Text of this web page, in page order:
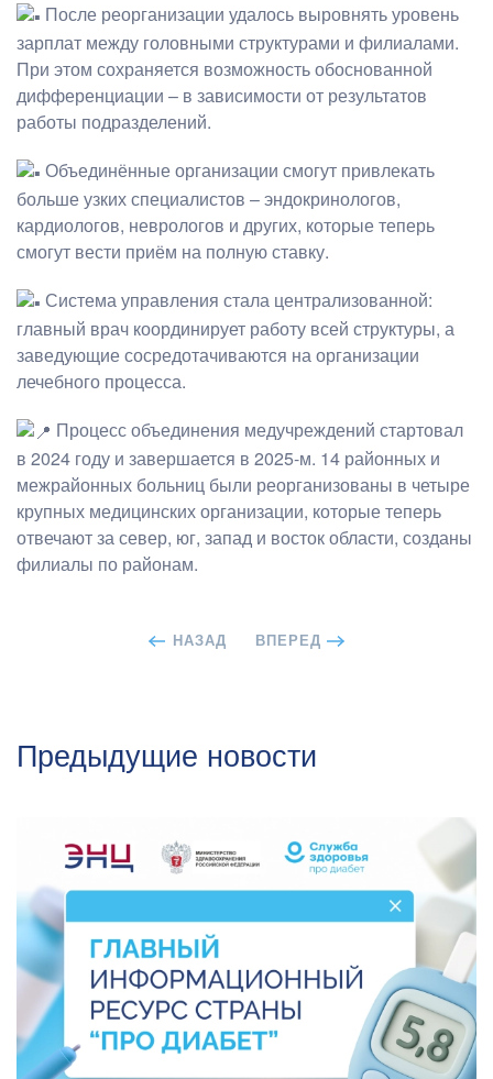
После реорганизации удалось выровнять уровень
зарплат между головными структурами и филиалами.
При этом сохраняется возможность обоснованной
дифференциации – в зависимости от результатов
работы подразделений.
Объединённые организации смогут привлекать
больше узких специалистов – эндокринологов,
кардиологов, неврологов и других, которые теперь
смогут вести приём на полную ставку.
Система управления стала централизованной:
главный врач координирует работу всей структуры, а
заведующие сосредотачиваются на организации
лечебного процесса.
Процесс объединения медучреждений стартовал
в 2024 году и завершается в 2025-м. 14 районных и
межрайонных больниц были реорганизованы в четыре
крупных медицинских организации, которые теперь
отвечают за север, юг, запад и восток области, созданы
филиалы по районам.
НАЗАД ВПЕРЕД
Предыдущие новости